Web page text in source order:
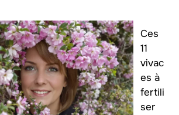
Ces
11
vivac
es à
fertili
ser